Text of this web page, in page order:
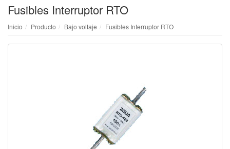
Fusibles Interruptor RTO
Inicio Producto Bajo voltaje Fusibles Interruptor RTO